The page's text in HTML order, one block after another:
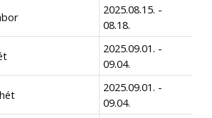
2025.08.15. -
08.18.
2025.09.01. -
09.04.
2025.09.01. -
09.04.